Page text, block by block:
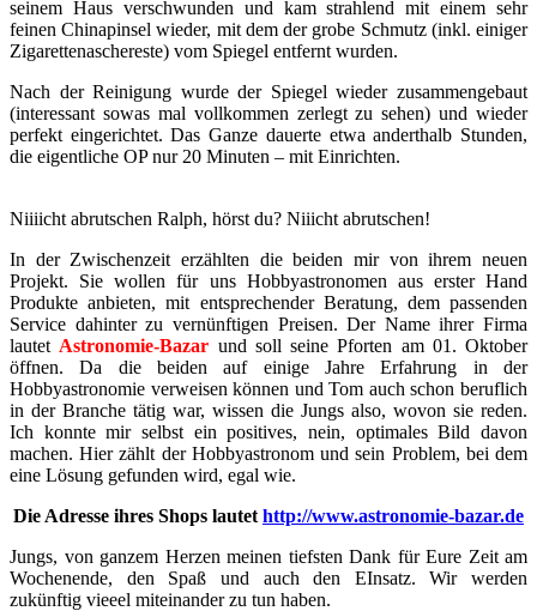
seinem Haus verschwunden und kam strahlend mit einem sehr
feinen Chinapinsel wieder, mit dem der grobe Schmutz (inkl. einiger
Zigarettenaschereste) vom Spiegel entfernt wurden.
Nach der Reinigung wurde der Spiegel wieder zusammengebaut
(interessant sowas mal vollkommen zerlegt zu sehen) und wieder
perfekt eingerichtet. Das Ganze dauerte etwa anderthalb Stunden,
die eigentliche OP nur 20 Minuten – mit Einrichten.
Niiiicht abrutschen Ralph, hörst du? Niiicht abrutschen!
In der Zwischenzeit erzählten die beiden mir von ihrem neuen
Projekt. Sie wollen für uns Hobbyastronomen aus erster Hand
Produkte anbieten, mit entsprechender Beratung, dem passenden
Service dahinter zu vernünftigen Preisen. Der Name ihrer Firma
lautet Astronomie-Bazar und soll seine Pforten am 01. Oktober
öffnen. Da die beiden auf einige Jahre Erfahrung in der
Hobbyastronomie verweisen können und Tom auch schon beruflich
in der Branche tätig war, wissen die Jungs also, wovon sie reden.
Ich konnte mir selbst ein positives, nein, optimales Bild davon
machen. Hier zählt der Hobbyastronom und sein Problem, bei dem
eine Lösung gefunden wird, egal wie.
Die Adresse ihres Shops lautet http://www.astronomie-bazar.de
Jungs, von ganzem Herzen meinen tiefsten Dank für Eure Zeit am
Wochenende, den Spaß und auch den EInsatz. Wir werden
zukünftig vieeel miteinander zu tun haben.